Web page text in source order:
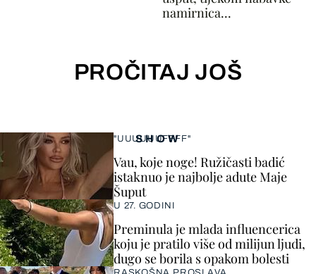
namirnica...
PROČITAJ JOŠ
SHOW
"UUUUUUFFFF"
Vau, koje noge! Ružičasti badić
istaknuo je najbolje adute Maje
Šuput
U 27. GODINI
Preminula je mlada influencerica
koju je pratilo više od milijun ljudi,
dugo se borila s opakom bolesti